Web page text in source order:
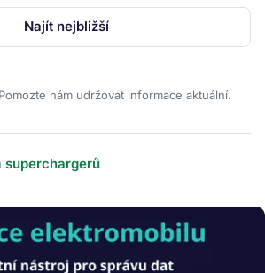
Najít nejbližší
nám udržovat informace aktuální.
superchargerů